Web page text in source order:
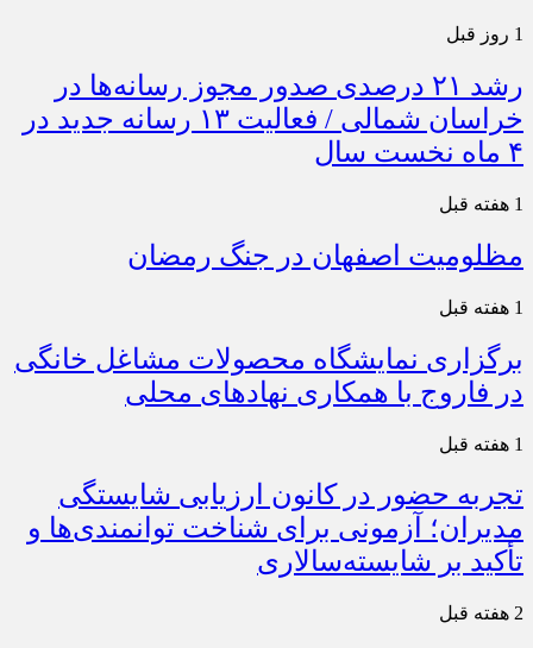
1 روز قبل
رشد ۲۱ درصدی صدور مجوز رسانه‌ها در
خراسان شمالی / فعالیت ۱۳ رسانه جدید در
۴ ماه نخست سال
1 هفته قبل
مظلومیت اصفهان در جنگ رمضان
1 هفته قبل
برگزاری نمایشگاه محصولات مشاغل خانگی
در فاروج با همکاری نهادهای محلی
1 هفته قبل
تجربه حضور در کانون ارزیابی شایستگی
مدیران؛ آزمونی برای شناخت توانمندی‌ها و
تأکید بر شایسته‌سالاری
2 هفته قبل